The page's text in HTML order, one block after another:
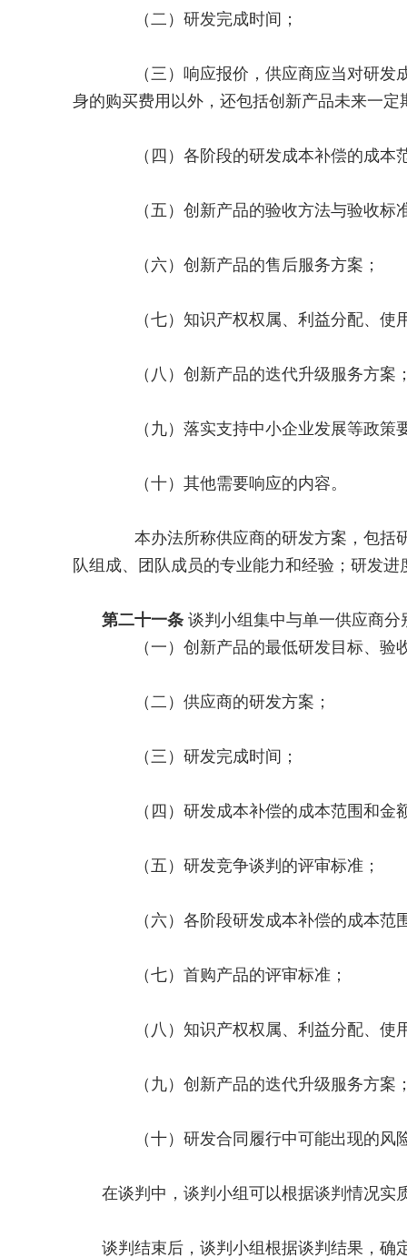
（二）研发完成时间；
（三）响应报价，供应商应当对研发成
身的购买费用以外，还包括创新产品未来一
（四）各阶段的研发成本补偿的成本
（五）创新产品的验收方法与验收标
（六）创新产品的售后服务方案；
（七）知识产权权属、利益分配、使
（八）创新产品的迭代升级服务方案
（九）落实支持中小企业发展等政策
（十）其他需要响应的内容。
本办法所称供应商的研发方案，包括研
队组成、团队成员的专业能力和经验；研发
第二十一条 谈判小组集中与单一供应商
（一）创新产品的最低研发目标、验
（二）供应商的研发方案；
（三）研发完成时间；
（四）研发成本补偿的成本范围和金
（五）研发竞争谈判的评审标准；
（六）各阶段研发成本补偿的成本范
（七）首购产品的评审标准；
（八）知识产权权属、利益分配、使
（九）创新产品的迭代升级服务方案
（十）研发合同履行中可能出现的风
在谈判中，谈判小组可以根据谈判情况实
谈判结束后，谈判小组根据谈判结果，确